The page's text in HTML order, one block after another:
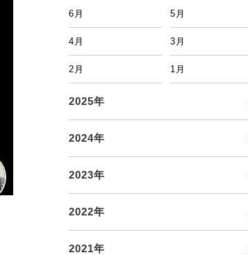
6月 5月
4月 3月
2月 1月
2025年
2024年
2023年
2022年
2021年